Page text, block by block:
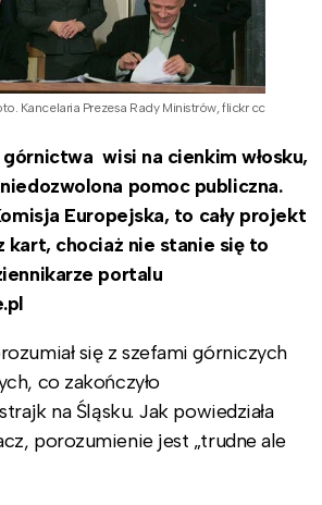
Kancelaria Prezesa Rady Ministrów, flickr cc
wisi na cienkim włosku,
pomoc publiczna.
Europejska, to cały projekt
kart, chociaż nie stanie się to
portalu
się z szefami górniczych
co zakończyło
na Śląsku. Jak powiedziała
porozumienie jest „trudne ale